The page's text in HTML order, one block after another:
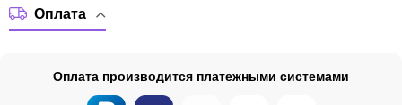
Оплата
Оплата производится платежными системами